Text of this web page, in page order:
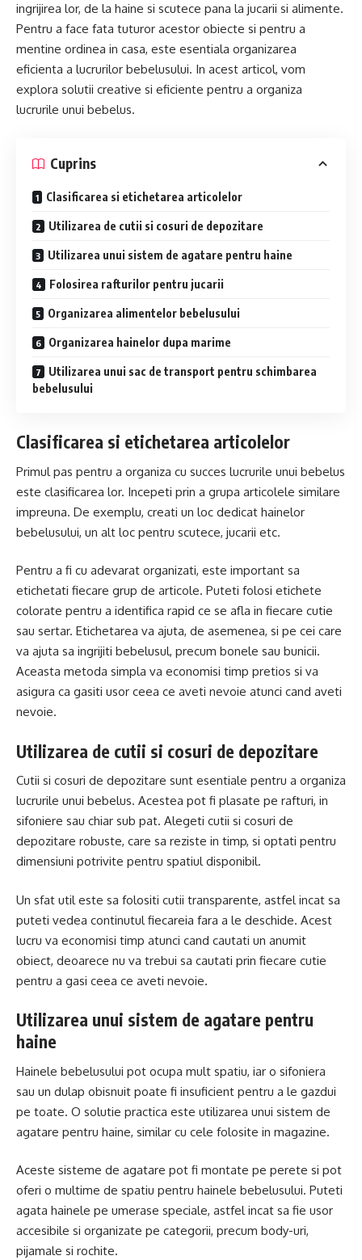
ingrijirea lor, de la haine si scutece pana la jucarii si alimente.
Pentru a face fata tuturor acestor obiecte si pentru a
mentine ordinea in casa, este esentiala organizarea
eficienta a lucrurilor bebelusului. In acest articol, vom
explora solutii creative si eficiente pentru a organiza
lucrurile unui bebelus.
Cuprins
Clasificarea si etichetarea articolelor
Utilizarea de cutii si cosuri de depozitare
Utilizarea unui sistem de agatare pentru haine
Folosirea rafturilor pentru jucarii
Organizarea alimentelor bebelusului
Organizarea hainelor dupa marime
Utilizarea unui sac de transport pentru schimbarea
bebelusului
Clasificarea si etichetarea articolelor
Primul pas pentru a organiza cu succes lucrurile unui bebelus
este clasificarea lor. Incepeti prin a grupa articolele similare
impreuna. De exemplu, creati un loc dedicat hainelor
bebelusului, un alt loc pentru scutece, jucarii etc.
Pentru a fi cu adevarat organizati, este important sa
etichetati fiecare grup de articole. Puteti folosi etichete
colorate pentru a identifica rapid ce se afla in fiecare cutie
sau sertar. Etichetarea va ajuta, de asemenea, si pe cei care
va ajuta sa ingrijiti bebelusul, precum bonele sau bunicii.
Aceasta metoda simpla va economisi timp pretios si va
asigura ca gasiti usor ceea ce aveti nevoie atunci cand aveti
nevoie.
Utilizarea de cutii si cosuri de depozitare
Cutii si cosuri de depozitare sunt esentiale pentru a organiza
lucrurile unui bebelus. Acestea pot fi plasate pe rafturi, in
sifoniere sau chiar sub pat. Alegeti cutii si cosuri de
depozitare robuste, care sa reziste in timp, si optati pentru
dimensiuni potrivite pentru spatiul disponibil.
Un sfat util este sa folositi cutii transparente, astfel incat sa
puteti vedea continutul fiecareia fara a le deschide. Acest
lucru va economisi timp atunci cand cautati un anumit
obiect, deoarece nu va trebui sa cautati prin fiecare cutie
pentru a gasi ceea ce aveti nevoie.
Utilizarea unui sistem de agatare pentru
haine
Hainele bebelusului pot ocupa mult spatiu, iar o sifoniera
sau un dulap obisnuit poate fi insuficient pentru a le gazdui
pe toate. O solutie practica este utilizarea unui sistem de
agatare pentru haine, similar cu cele folosite in magazine.
Aceste sisteme de agatare pot fi montate pe perete si pot
oferi o multime de spatiu pentru hainele bebelusului. Puteti
agata hainele pe umerase speciale, astfel incat sa fie usor
accesibile si organizate pe categorii, precum body-uri,
pijamale si rochite.